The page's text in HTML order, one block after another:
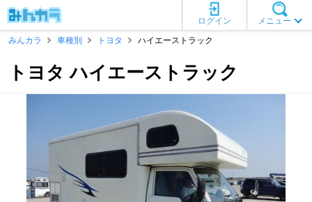
メニュー
ログイン
みんカラ
車種別 トヨタ ハイエーストラック
トヨタ ハイエーストラック